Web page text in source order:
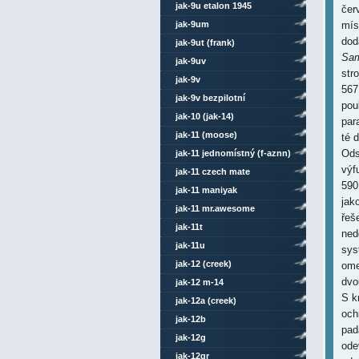
té
S
jak-9u etalon 1945
jak-9um
jak-9ut (frank)
jak-9uv
jak-9v
jak-9v bezpilotní
jak-10 (jak-14)
jak-11 (moose)
jak-11 jednomístný (f-aznn)
jak-11 czech mate
jak-11 maniyak
jak-11 mr.awesome
jak-11t
jak-11u
jak-12 (creek)
jak-12 m-14
jak-12a (creek)
jak-12b
jak-12g
jak-12gr